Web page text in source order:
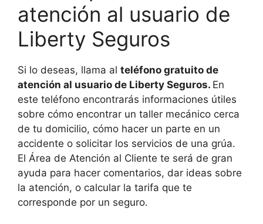
atención al usuario de
Liberty Seguros
Si lo deseas, llama al teléfono gratuito de
atención al usuario de Liberty Seguros. En
este teléfono encontrarás informaciones útiles
sobre cómo encontrar un taller mecánico cerca
de tu domicilio, cómo hacer un parte en un
accidente o solicitar los servicios de una grúa.
El Área de Atención al Cliente te será de gran
ayuda para hacer comentarios, dar ideas sobre
la atención, o calcular la tarifa que te
corresponde por un seguro.